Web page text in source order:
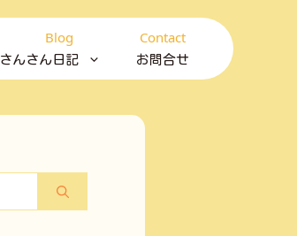
Blog
さんさん日記
Contact
お問合せ